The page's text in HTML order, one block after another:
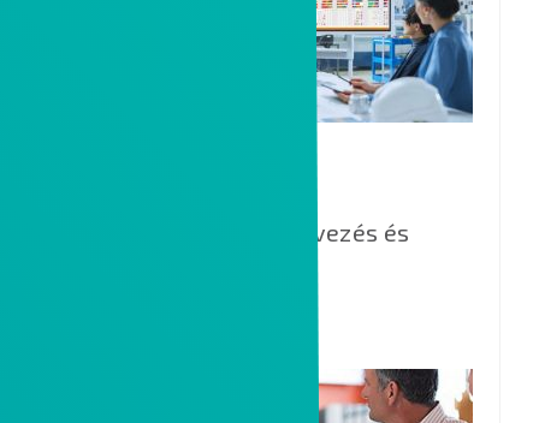
Intelligens gyártás tervezés és